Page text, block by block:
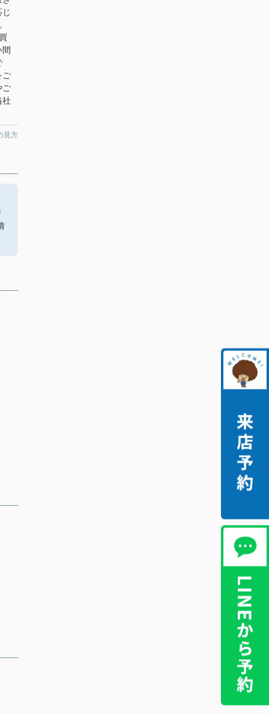
ご
ご
社
見方